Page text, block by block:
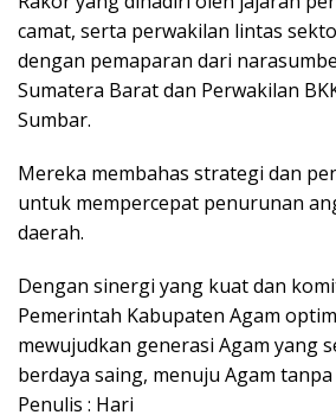
camat, serta perwakilan lintas
dengan pemaparan dari
Sumatera Barat dan Perwakilan
Sumbar.
Mereka membahas strategi dan
untuk mempercepat penurunan
daerah.
Dengan sinergi yang kuat dan
Pemerintah Kabupaten Agam
mewujudkan generasi Agam yang
berdaya saing, menuju Agam
Penulis : Hari